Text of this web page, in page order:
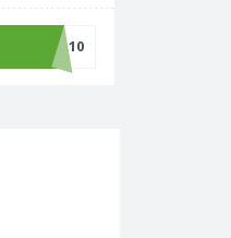
КРИД10